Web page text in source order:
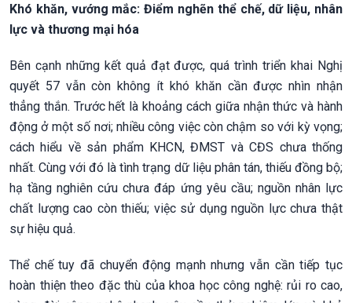
Khó khăn, vướng mắc: Điểm nghẽn thể chế, dữ liệu, nhân
lực và thương mại hóa
Bên cạnh những kết quả đạt được, quá trình triển khai Nghị
quyết 57 vẫn còn không ít khó khăn cần được nhìn nhận
thẳng thắn. Trước hết là khoảng cách giữa nhận thức và hành
động ở một số nơi; nhiều công việc còn chậm so với kỳ vọng;
cách hiểu về sản phẩm KHCN, ĐMST và CĐS chưa thống
nhất. Cùng với đó là tình trạng dữ liệu phân tán, thiếu đồng bộ;
hạ tầng nghiên cứu chưa đáp ứng yêu cầu; nguồn nhân lực
chất lượng cao còn thiếu; việc sử dụng nguồn lực chưa thật
sự hiệu quả.
Thể chế tuy đã chuyển động mạnh nhưng vẫn cần tiếp tục
hoàn thiện theo đặc thù của khoa học công nghệ: rủi ro cao,